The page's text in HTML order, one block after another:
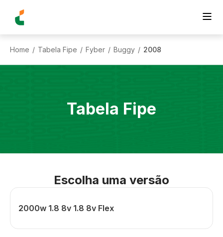
Home / Tabela Fipe / Fyber / Buggy / 2008
Tabela Fipe
Escolha uma versão
2000w 1.8 8v 1.8 8v Flex